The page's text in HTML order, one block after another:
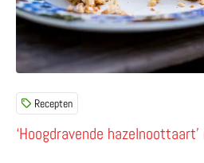
‘Hoogdravende
Recepten